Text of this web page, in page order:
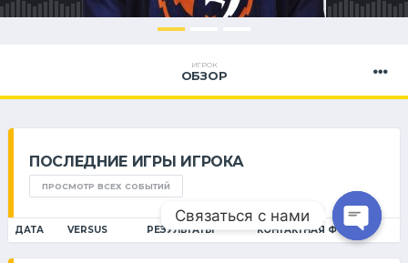
ИГРОК
ОБЗОР
ПОСЛЕДНИЕ ИГРЫ ИГРОКА
ПРОСМОТР ВСЕХ СОБЫТИЙ
ДАТА VERSUS РЕЗУЛЬТАТЫ КОНТАКТНАЯ ФОРМА 1
Связаться с нами